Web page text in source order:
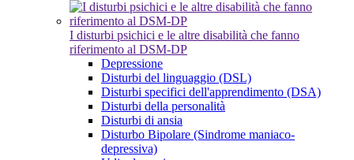
I disturbi psichici e le altre disabilità che fanno
riferimento al DSM-DP
Depressione
Disturbi del linguaggio (DSL)
Disturbi specifici dell'apprendimento (DSA)
Disturbi della personalità
Disturbi di ansia
Disturbo Bipolare (Sindrome maniaco-
depressiva)